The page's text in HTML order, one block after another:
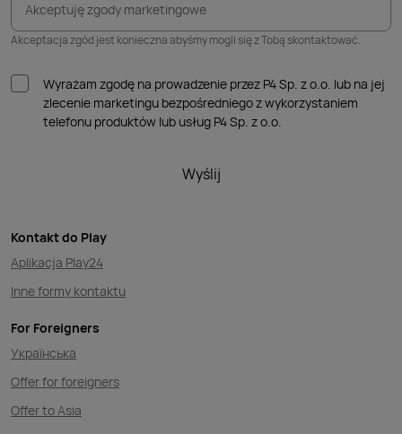
Akceptuję zgody marketingowe
Akceptacja zgód jest konieczna abyśmy mogli się z Tobą skontaktować.
Wyrażam zgodę na prowadzenie przez P4 Sp. z o.o. lub na jej
zlecenie marketingu bezpośredniego z wykorzystaniem
telefonu produktów lub usług P4 Sp. z o.o.
Wyślij
Kontakt do Play
Aplikacja Play24
Inne formy kontaktu
For Foreigners
Українська
Offer for foreigners
Offer to Asia